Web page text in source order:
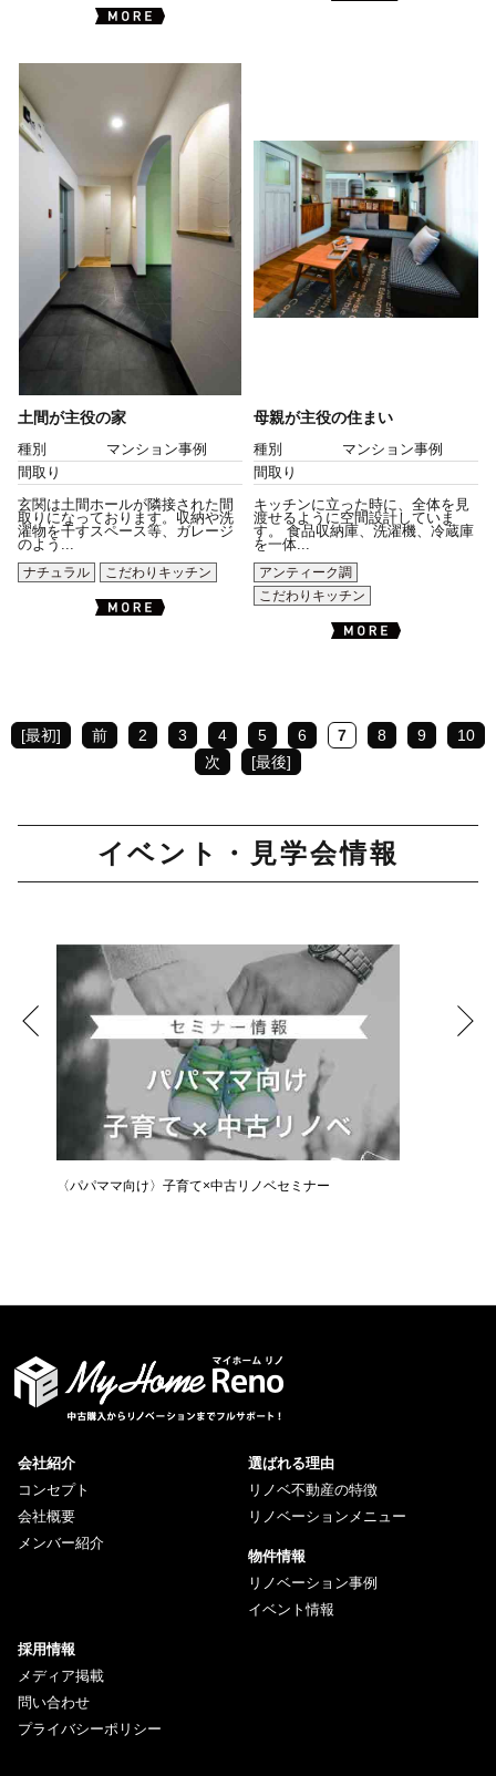
土間が主役の家
種別
マンション事例
間取り
玄関は土間ホールが隣接された間
取りになっております。収納や洗
濯物を干すスペース等、ガレージ
のよう...
ナチュラル
こだわりキッチン
母親が主役の住まい
種別
マンション事例
間取り
キッチンに立った時に、全体を見
渡せるように空間設計していま
す。 食品収納庫、洗濯機、冷蔵庫
を一体...
アンティーク調
こだわりキッチン
[最初] 前 2 3 4 5 6 7 8 9
10
次
[最後]
イベント・見学会情報
〈パパママ向け〉子育て×中古リノベセミナー
会社紹介
コンセプト
会社概要
メンバー紹介
選ばれる理由
リノベ不動産の特徴
リノベーションメニュー
物件情報
リノベーション事例
イベント情報
採用情報
メディア掲載
問い合わせ
プライバシーポリシー